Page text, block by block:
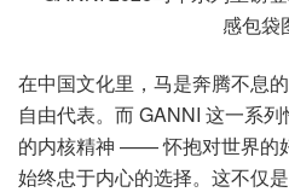
在中国文化里，马是奔腾不息
自由代表。而 GANNI 这一系
的内核精神 —— 怀抱对世界的
始终忠于内心的选择。这不仅